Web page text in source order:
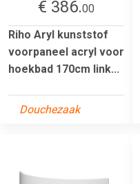
€ 386.00
Riho Aryl kunststof
voorpaneel acryl voor
hoekbad 170cm link...
Douchezaak